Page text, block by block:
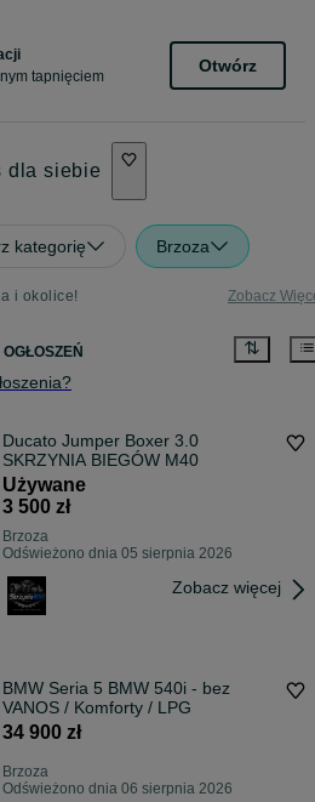
tapnięciem
Otwórz
dla siebie
kategorię Brzoza
i okolice! Zobacz
Ducato Jumper Boxer 3.0
SKRZYNIA BIEGÓW M40
Używane
3 500 zł
Brzoza
Odświeżono dnia 05 sierpnia 2026
Zobacz więcej
BMW Seria 5 BMW 540i - bez
VANOS / Komforty / LPG
34 900 zł
Brzoza
Odświeżono dnia 06 sierpnia 2026